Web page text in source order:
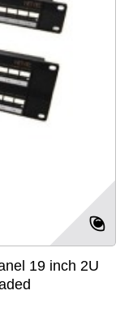
19 inch 2U